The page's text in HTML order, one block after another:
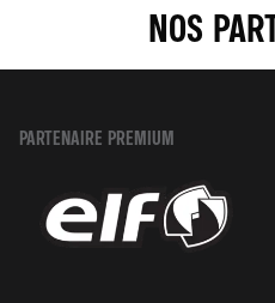
NOS
PARTENAIRE PREMIUM